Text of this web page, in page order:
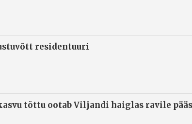
residentuuri
tõttu ootab Viljandi haiglas ravile